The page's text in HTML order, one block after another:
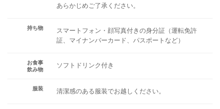
あらかじめご了承ください。
持ち物
スマートフォン・顔写真付きの身分証（運転免許
証、マイナンバーカード、パスポートなど）
お食事
飲み物
ソフトドリンク付き
服装 清潔感のある服装でお越しください。